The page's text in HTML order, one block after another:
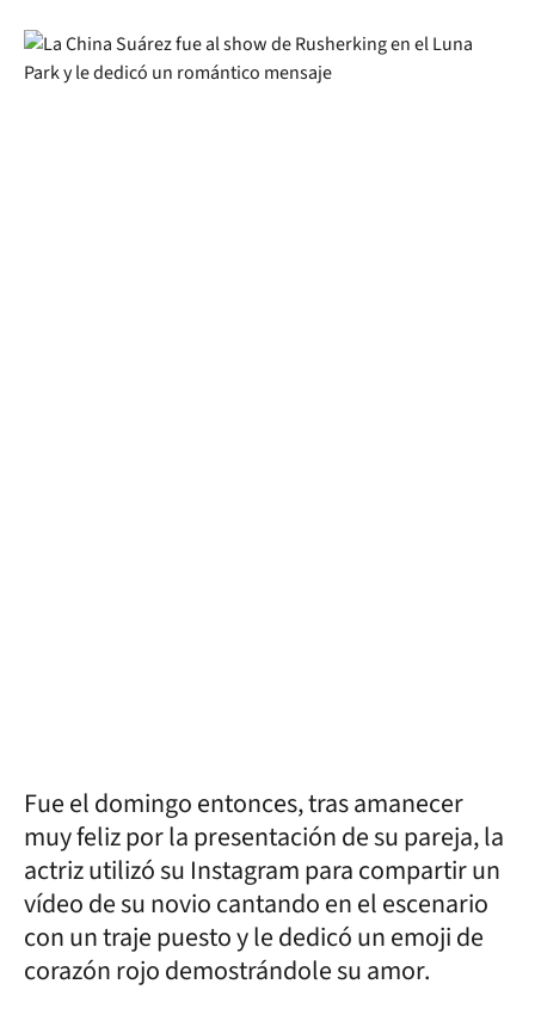
Fue el domingo entonces, tras amanecer
muy feliz por la presentación de su pareja, la
actriz utilizó su Instagram para compartir un
vídeo de su novio cantando en el escenario
con un traje puesto y le dedicó un emoji de
corazón rojo demostrándole su amor.